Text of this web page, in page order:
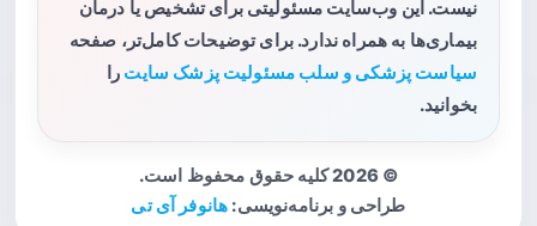
نیست. این وب‌سایت مسئولیتی برای تشخیص یا درمان
بیماری‌ها به همراه ندارد. برای توضیحات کامل‌تر، صفحه
سیاست پزشکی و سلب مسئولیت پزشک سایت را
بخوانید.
© 2026 کلیه حقوق محفوظ است.
طراحی و برنامه‌نویسی: هانوفر آی تی